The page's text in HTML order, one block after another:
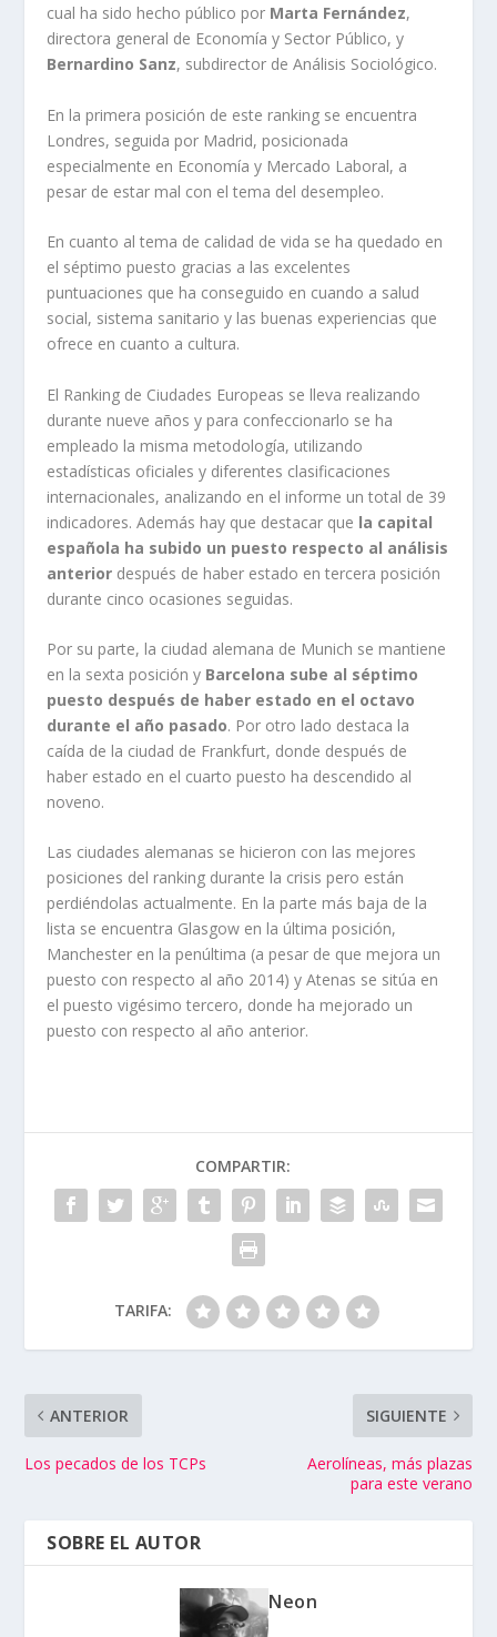
cual ha sido hecho público por Marta Fernández,
directora general de Economía y Sector Público, y
Bernardino Sanz, subdirector de Análisis Sociológico.
En la primera posición de este ranking se encuentra
Londres, seguida por Madrid, posicionada
especialmente en Economía y Mercado Laboral, a
pesar de estar mal con el tema del desempleo.
En cuanto al tema de calidad de vida se ha quedado en
el séptimo puesto gracias a las excelentes
puntuaciones que ha conseguido en cuando a salud
social, sistema sanitario y las buenas experiencias que
ofrece en cuanto a cultura.
El Ranking de Ciudades Europeas se lleva realizando
durante nueve años y para confeccionarlo se ha
empleado la misma metodología, utilizando
estadísticas oficiales y diferentes clasificaciones
internacionales, analizando en el informe un total de 39
indicadores. Además hay que destacar que la capital
española ha subido un puesto respecto al análisis
anterior después de haber estado en tercera posición
durante cinco ocasiones seguidas.
Por su parte, la ciudad alemana de Munich se mantiene
en la sexta posición y Barcelona sube al séptimo
puesto después de haber estado en el octavo
durante el año pasado. Por otro lado destaca la
caída de la ciudad de Frankfurt, donde después de
haber estado en el cuarto puesto ha descendido al
noveno.
Las ciudades alemanas se hicieron con las mejores
posiciones del ranking durante la crisis pero están
perdiéndolas actualmente. En la parte más baja de la
lista se encuentra Glasgow en la última posición,
Manchester en la penúltima (a pesar de que mejora un
puesto con respecto al año 2014) y Atenas se sitúa en
el puesto vigésimo tercero, donde ha mejorado un
puesto con respecto al año anterior.
COMPARTIR:
TARIFA:
ANTERIOR
Los pecados de los TCPs
SIGUIENTE
Aerolíneas, más plazas
para este verano
SOBRE EL AUTOR
Neon